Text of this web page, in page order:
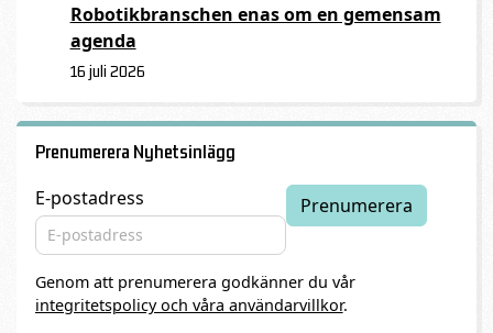
Robotikbranschen enas om en gemensam
agenda
16 juli 2026
Prenumerera Nyhetsinlägg
E-postadress
Genom att prenumerera godkänner du vår
integritetspolicy och våra användarvillkor.